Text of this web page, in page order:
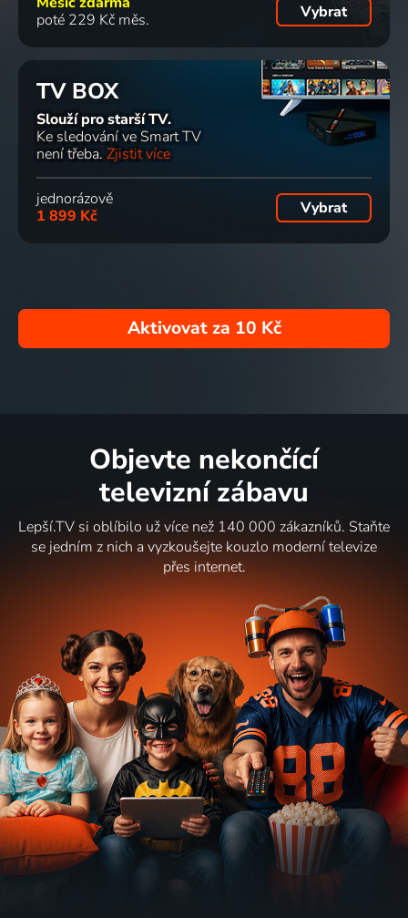
poté 229 Kč měs.
Vybrat
TV BOX
Slouží pro starší TV.
Ke sledování ve Smart TV
není třeba. Zjistit více
jednorázově
1 899 Kč
Vybrat
Aktivovat za 10 Kč
Objevte nekončící
televizní zábavu
Lepší.TV si oblíbilo už více než 140 000 zákazníků. Staňte
se jedním z nich a vyzkoušejte kouzlo moderní televize
přes internet.